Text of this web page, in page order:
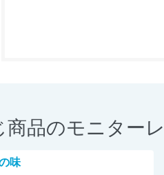
商品のモニター
味